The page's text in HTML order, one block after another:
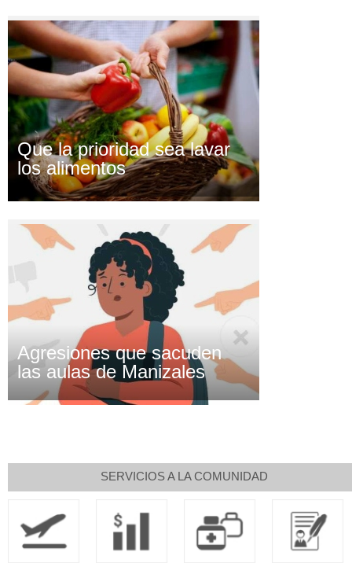
Que la prioridad sea lavar
los alimentos
Agresiones que sacuden
las aulas de Manizales
SERVICIOS A LA COMUNIDAD